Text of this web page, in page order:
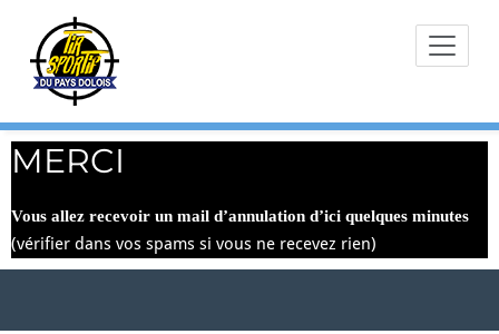
content
MERCI
Vous allez recevoir un mail d’annulation d’ici quelques minutes
(vérifier dans vos spams si vous ne recevez rien)